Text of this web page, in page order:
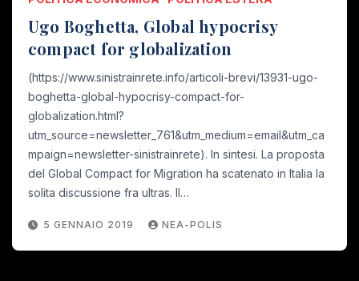
Ugo Boghetta, Global hypocrisy
compact for globalization
(https://www.sinistrainrete.info/articoli-brevi/13931-ugo-
boghetta-global-hypocrisy-compact-for-
globalization.html?
utm_source=newsletter_761&utm_medium=email&utm_ca
mpaign=newsletter-sinistrainrete). In sintesi. La proposta
del Global Compact for Migration ha scatenato in Italia la
solita discussione fra ultras. Il…
5 GENNAIO 2019 NEA-POLIS